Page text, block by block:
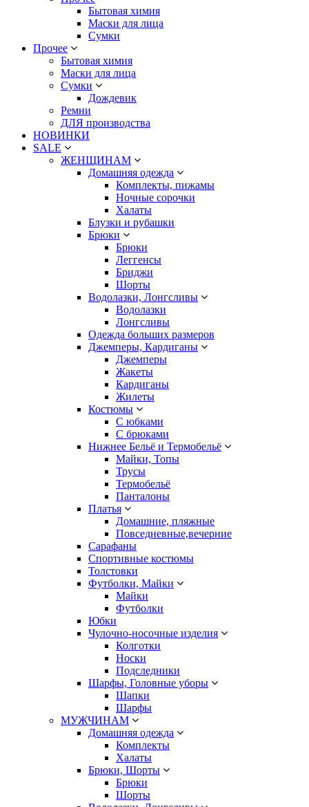
Бытовая химия
Маски для лица
Сумки
Прочее
Бытовая химия
Маски для лица
Сумки
Дождевик
Ремни
ДЛЯ производства
НОВИНКИ
SALE
ЖЕНЩИНАМ
Домашняя одежда
Комплекты, пижамы
Ночные сорочки
Халаты
Блузки и рубашки
Брюки
Брюки
Леггенсы
Бриджи
Шорты
Водолазки, Лонгсливы
Водолазки
Лонгсливы
Одежда больших размеров
Джемперы, Кардиганы
Джемперы
Жакеты
Кардиганы
Жилеты
Костюмы
С юбками
С брюками
Нижнее Бельё и Термобельё
Майки, Топы
Трусы
Термобельё
Панталоны
Платья
Домашние, пляжные
Повседневные,вечерние
Сарафаны
Спортивные костюмы
Толстовки
Футболки, Майки
Майки
Футболки
Юбки
Чулочно-носочные изделия
Колготки
Носки
Подследники
Шарфы, Головные уборы
Шапки
Шарфы
МУЖЧИНАМ
Домашняя одежда
Комплекты
Халаты
Брюки, Шорты
Брюки
Шорты